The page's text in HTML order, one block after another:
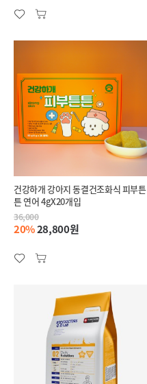
건강하개 강아지 동결건조화식 피부튼
튼 연어 4gX20개입
36,000
20%28,800원